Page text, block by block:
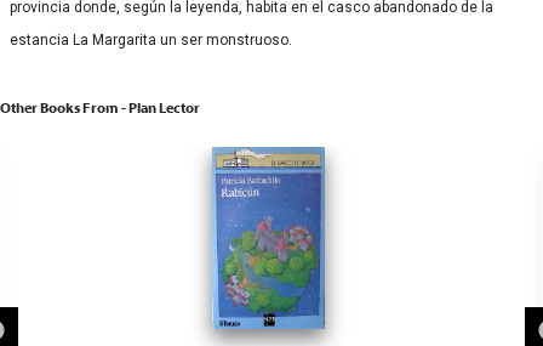
provincia donde, según la leyenda, habita en el casco abandonado de la
estancia La Margarita un ser monstruoso.
Other Books From - Plan Lector